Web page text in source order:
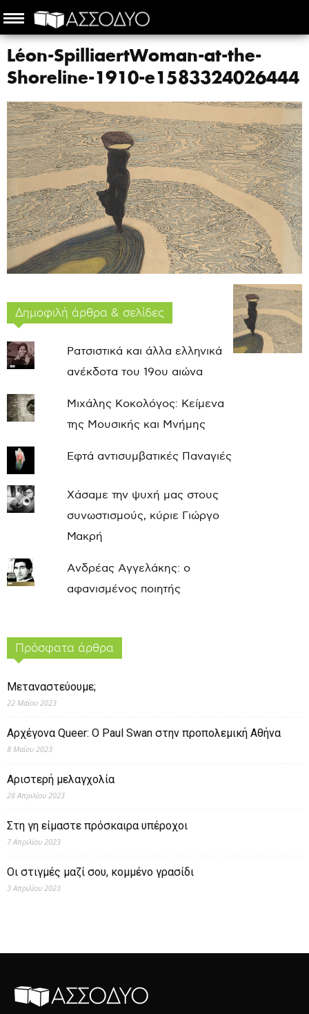
Léon-SpilliaertWoman-at-the-
Shoreline-1910-e1583324026444
Δημοφιλή άρθρα & σελίδες
Ρατσιστικά και άλλα ελληνικά
ανέκδοτα του 19ου αιώνα
Μιχάλης Κοκολόγος: Κείμενα
της Μουσικής και Μνήμης
Εφτά αντισυμβατικές Παναγιές
Χάσαμε την ψυχή μας στους
συνωστισμούς, κύριε Γιώργο
Μακρή
Ανδρέας Αγγελάκης: ο
αφανισμένος ποιητής
Πρόσφατα άρθρα
Μεταναστεύουμε;
22 Μαΐου 2023
Αρχέγονα Queer: O Paul Swan στην προπολεμική Αθήνα
8 Μαΐου 2023
Αριστερή μελαγχολία
28 Απριλίου 2023
Στη γη είμαστε πρόσκαιρα υπέροχοι
7 Απριλίου 2023
Οι στιγμές μαζί σου, κομμένο γρασίδι
3 Απριλίου 2023